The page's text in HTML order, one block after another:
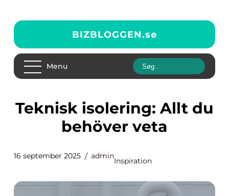
BIZBLOGGEN.se
Menu
Teknisk isolering: Allt du
behöver veta
16 september 2025 admin
Inspiration